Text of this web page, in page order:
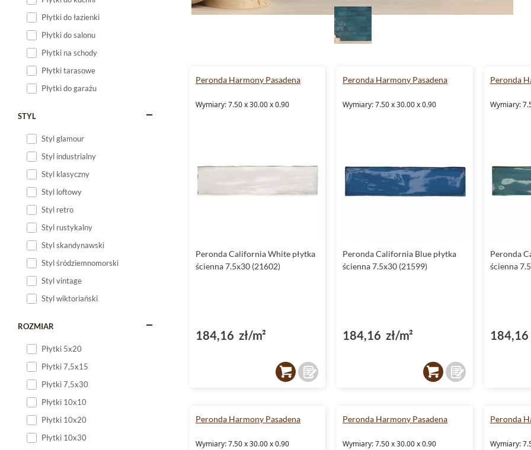
Płytki do łazienki
Płytki do salonu
Płytki na schody
Płytki tarasowe
Płytki do garażu
STYL
Styl glamour
Styl industrialny
Styl klasyczny
Styl loftowy
Styl retro
Styl rustykalny
Styl skandynawski
Styl śródziemnomorski
Styl vintage
Styl wiktoriański
ROZMIAR
Płytki 5x20
Płytki 7,5x15
Płytki 7,5x30
Płytki 10x10
Płytki 10x20
Płytki 10x30
Peronda Harmony Pasadena
Wymiary: 7.50 x 30.00 x 0.90
Peronda California White płytka
ścienna 7.5x30 (21602)
184,16 zł/m²
Peronda Harmony Pasadena
Wymiary: 7.50 x 30.00 x 0.90
Peronda California Blue płytka
ścienna 7.5x30 (21599)
184,16 zł/m²
Peronda
Wymiary:
Peronda
ścienna
184,16
Peronda Harmony Pasadena
Wymiary: 7.50 x 30.00 x 0.90
Peronda Harmony Pasadena
Wymiary: 7.50 x 30.00 x 0.90
Peronda
Wymiary: